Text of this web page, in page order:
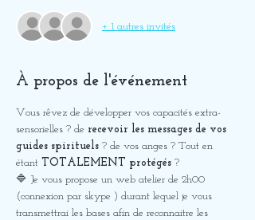
+ 1 autres invités
À propos de l'événement
Vous rêvez de développer vos capacités extra-
sensorielles ? de recevoir les messages de vos
guides spirituels ? de vos anges ? Tout en
étant TOTALEMENT protégés ?
🔷 Je vous propose un web atelier de 2h00
(connexion par skype ) durant lequel je vous
transmettrai les bases afin de reconnaitre les